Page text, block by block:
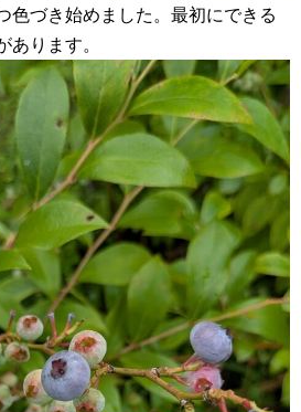
色づき始めました。最初にできる
あります。